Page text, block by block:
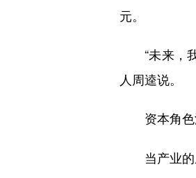
元。
“未来，
人周逵说。
资本角
当产业